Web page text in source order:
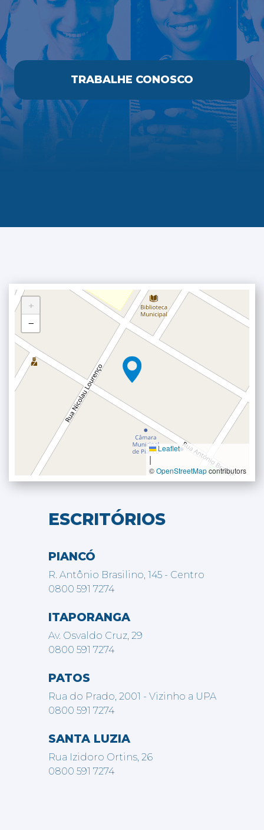
TRABALHE CONOSCO
+
−
Leaflet
|
©OpenStreetMapcontributors
ESCRITÓRIOS
PIANCÓ
R. Antônio Brasilino, 145 - Centro
0800 591 7274
ITAPORANGA
Av. Osvaldo Cruz, 29
0800 591 7274
PATOS
Rua do Prado, 2001 - Vizinho a UPA
0800 591 7274
SANTA LUZIA
Rua Izidoro Ortins, 26
0800 591 7274